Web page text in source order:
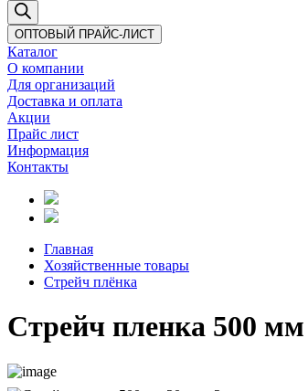
ОПТОВЫЙ ПРАЙС-ЛИСТ
Каталог
О компании
Для организаций
Доставка и оплата
Акции
Прайс лист
Информация
Контакты
Главная
Хозяйственные товары
Стрейч плёнка
Стрейч пленка 500